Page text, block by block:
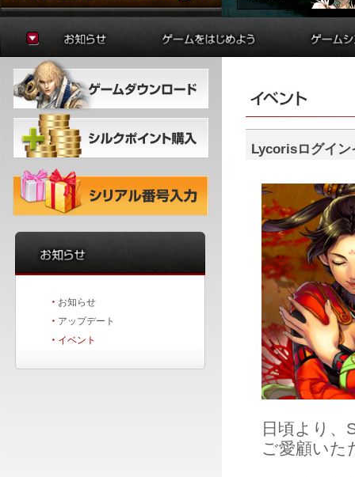
お知らせ
アップデート
イベント
ゲームの準備
はじめに
初心者ガイド
バトル
ダンジ
要塞戦
・ お知らせ
・ アップデート
・ イベント
Lycorisログイン
日頃より、
ご愛顧いた